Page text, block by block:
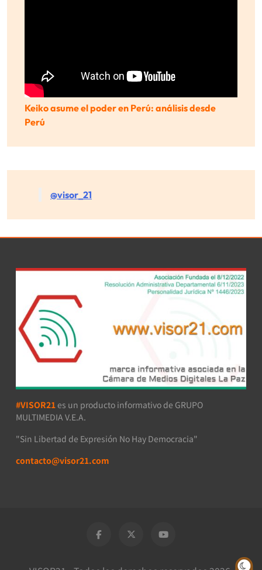
Keiko asume el poder en Perú: análisis desde
Perú
@visor_21
#VISOR21 es un producto informativo de GRUPO
MULTIMEDIA V.E.A.
"Sin Libertad de Expresión No Hay Democracia"
contacto@visor21.com